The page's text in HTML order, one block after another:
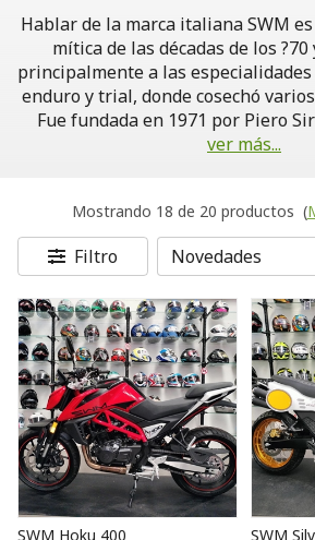
Hablar de la marca italiana SWM
mítica de las décadas de los
principalmente a las
enduro y trial, donde cosechó
Fue fundada en 1971 por Piero
ver más...
Mostrando 18 de 20 productos (
Filtro
SWM Hoku 400 SWM